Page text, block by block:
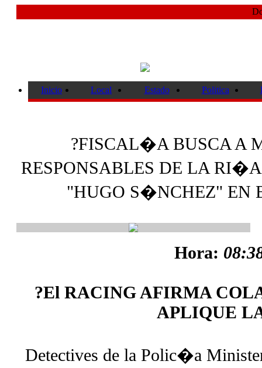
Inicio Local Estado Politica
?FISCAL�A BUSCA A
RESPONSABLES DE LA
"HUGO S�NCHEZ" EN
Hora:
?El RACING AFIRMA
APLIQUE
Detectives de la Polic�a